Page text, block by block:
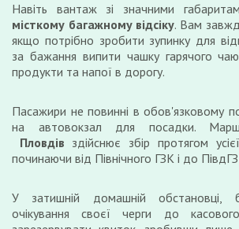
Навіть вантаж зі значними
місткому багажному відсіку. Вам
якщо потрібно зробити зупинку для
за бажання випити чашку гарячого
продукти та напої в дорогу.
Пасажири не повинні в обов'язковому
на автовокзал для посадки.
Пловдів здійснює збір протягом
починаючи від Північного ГЗК і до
У затишній домашній обстановці,
очікування своєї черги до